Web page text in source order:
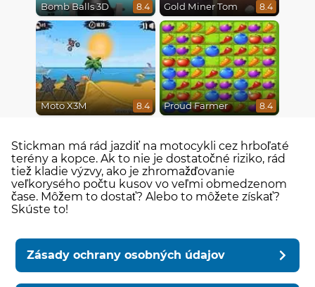
Bomb Balls 3D 8.4 Gold Miner Tom 8.4
Moto X3M 8.4 Proud Farmer 8.4
Stickman má rád jazdiť na motocykli cez hrboľaté
terény a kopce. Ak to nie je dostatočné riziko, rád
tiež kladie výzvy, ako je zhromažďovanie
veľkorysého počtu kusov vo veľmi obmedzenom
čase. Môžem to dostať? Alebo to môžete získať?
Skúste to!
Zásady ochrany osobných údajov